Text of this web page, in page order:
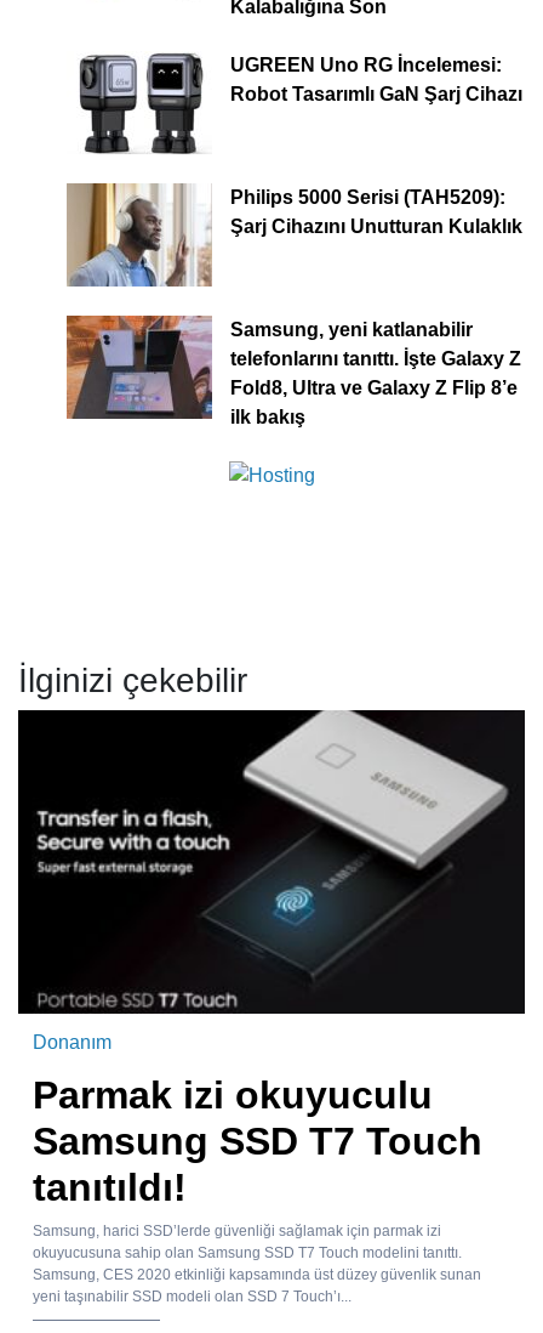
Kalabalığına Son
UGREEN Uno RG İncelemesi:
Robot Tasarımlı GaN Şarj Cihazı
Philips 5000 Serisi (TAH5209):
Şarj Cihazını Unutturan Kulaklık
Samsung, yeni katlanabilir
telefonlarını tanıttı. İşte Galaxy Z
Fold8, Ultra ve Galaxy Z Flip 8’e
ilk bakış
İlginizi çekebilir
Donanım
Parmak izi okuyuculu
Samsung SSD T7 Touch
tanıtıldı!
Samsung, harici SSD’lerde güvenliği sağlamak için parmak izi
okuyucusuna sahip olan Samsung SSD T7 Touch modelini tanıttı.
Samsung, CES 2020 etkinliği kapsamında üst düzey güvenlik sunan
yeni taşınabilir SSD modeli olan SSD 7 Touch’ı...